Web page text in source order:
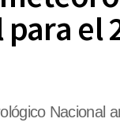
el
Nacional